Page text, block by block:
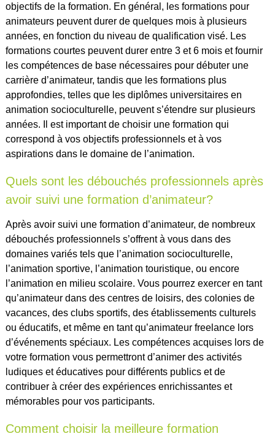
objectifs de la formation. En général, les formations pour
animateurs peuvent durer de quelques mois à plusieurs
années, en fonction du niveau de qualification visé. Les
formations courtes peuvent durer entre 3 et 6 mois et fournir
les compétences de base nécessaires pour débuter une
carrière d’animateur, tandis que les formations plus
approfondies, telles que les diplômes universitaires en
animation socioculturelle, peuvent s’étendre sur plusieurs
années. Il est important de choisir une formation qui
correspond à vos objectifs professionnels et à vos
aspirations dans le domaine de l’animation.
Quels sont les débouchés professionnels après
avoir suivi une formation d’animateur?
Après avoir suivi une formation d’animateur, de nombreux
débouchés professionnels s’offrent à vous dans des
domaines variés tels que l’animation socioculturelle,
l’animation sportive, l’animation touristique, ou encore
l’animation en milieu scolaire. Vous pourrez exercer en tant
qu’animateur dans des centres de loisirs, des colonies de
vacances, des clubs sportifs, des établissements culturels
ou éducatifs, et même en tant qu’animateur freelance lors
d’événements spéciaux. Les compétences acquises lors de
votre formation vous permettront d’animer des activités
ludiques et éducatives pour différents publics et de
contribuer à créer des expériences enrichissantes et
mémorables pour vos participants.
Comment choisir la meilleure formation